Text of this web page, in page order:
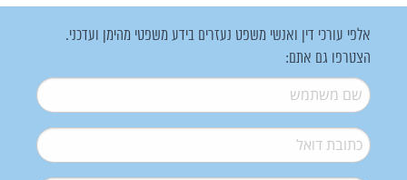
אלפי עורכי דין ואנשי משפט נעזרים בידע משפטי מהימן ועדכני.
הצטרפו גם אתם:
שם משתמש*
דואל*